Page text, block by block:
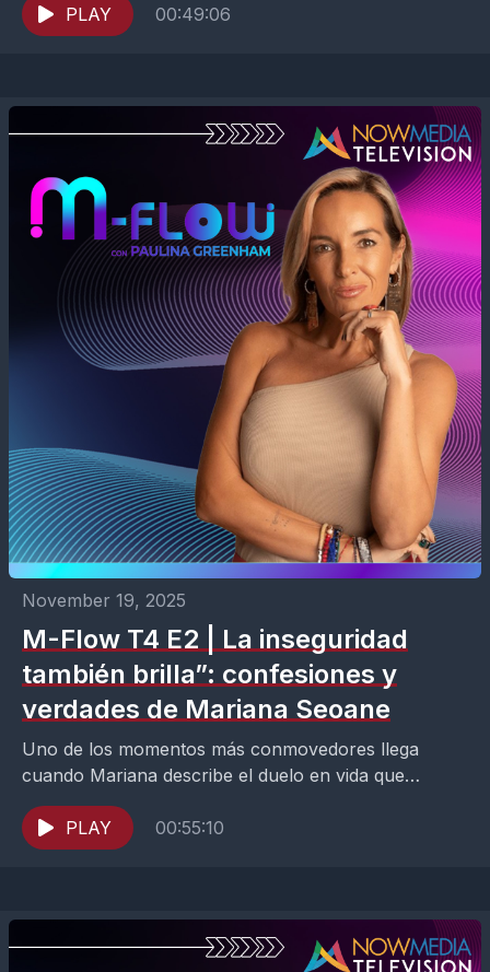
lo que...PLAY 00:49:06
November 19, 2025
M-Flow T4 E2 | La inseguridad
también brilla”: confesiones y
verdades de Mariana Seoane
Uno de los momentos más conmovedores llega
cuando Mariana describe el duelo en vida que
atraviesa por la salud de su madre. Con una...
PLAY
00:55:10